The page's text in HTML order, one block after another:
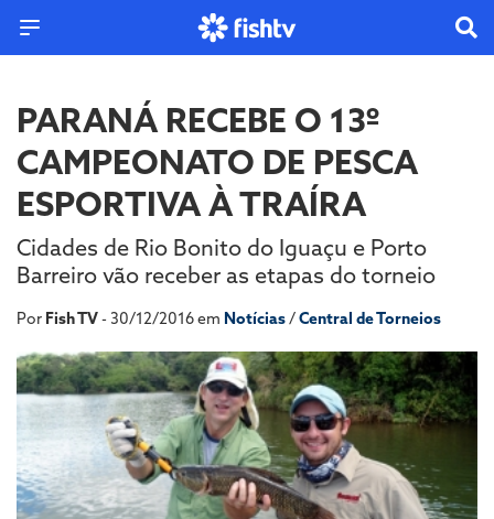
PARANÁ RECEBE O 13º
CAMPEONATO DE PESCA
ESPORTIVA À TRAÍRA
Cidades de Rio Bonito do Iguaçu e Porto
Barreiro vão receber as etapas do torneio
Por Fish TV- 30/12/2016 em Notícias/Central de Torneios